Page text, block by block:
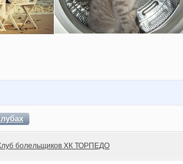
болельщиков ХК ТОРПЕДО